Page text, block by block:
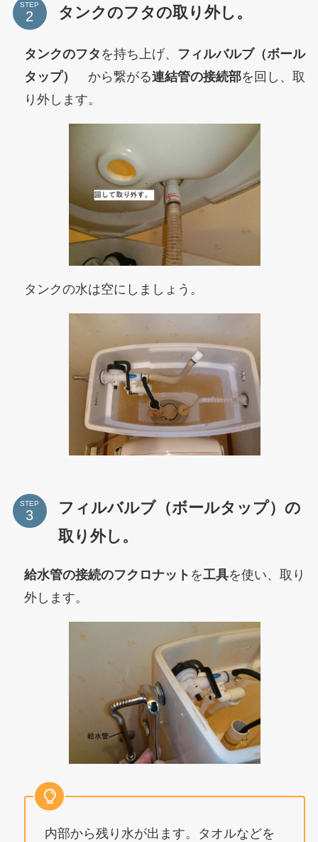
STEP タンクのフタの取り外し。
タンクのフタ を持ち上げ、
フィルバルブ（ボール
タップ） から繋がる連結管の接続部を回し、取
り外します。
タンクの水は空にしましょう。
STEP
フィルバルブ（ボールタップ）の
取り外し。
給水管の接続のフクロナット を工具を使い、取り
外します。
内部から残り水が出ます。タオルなどを